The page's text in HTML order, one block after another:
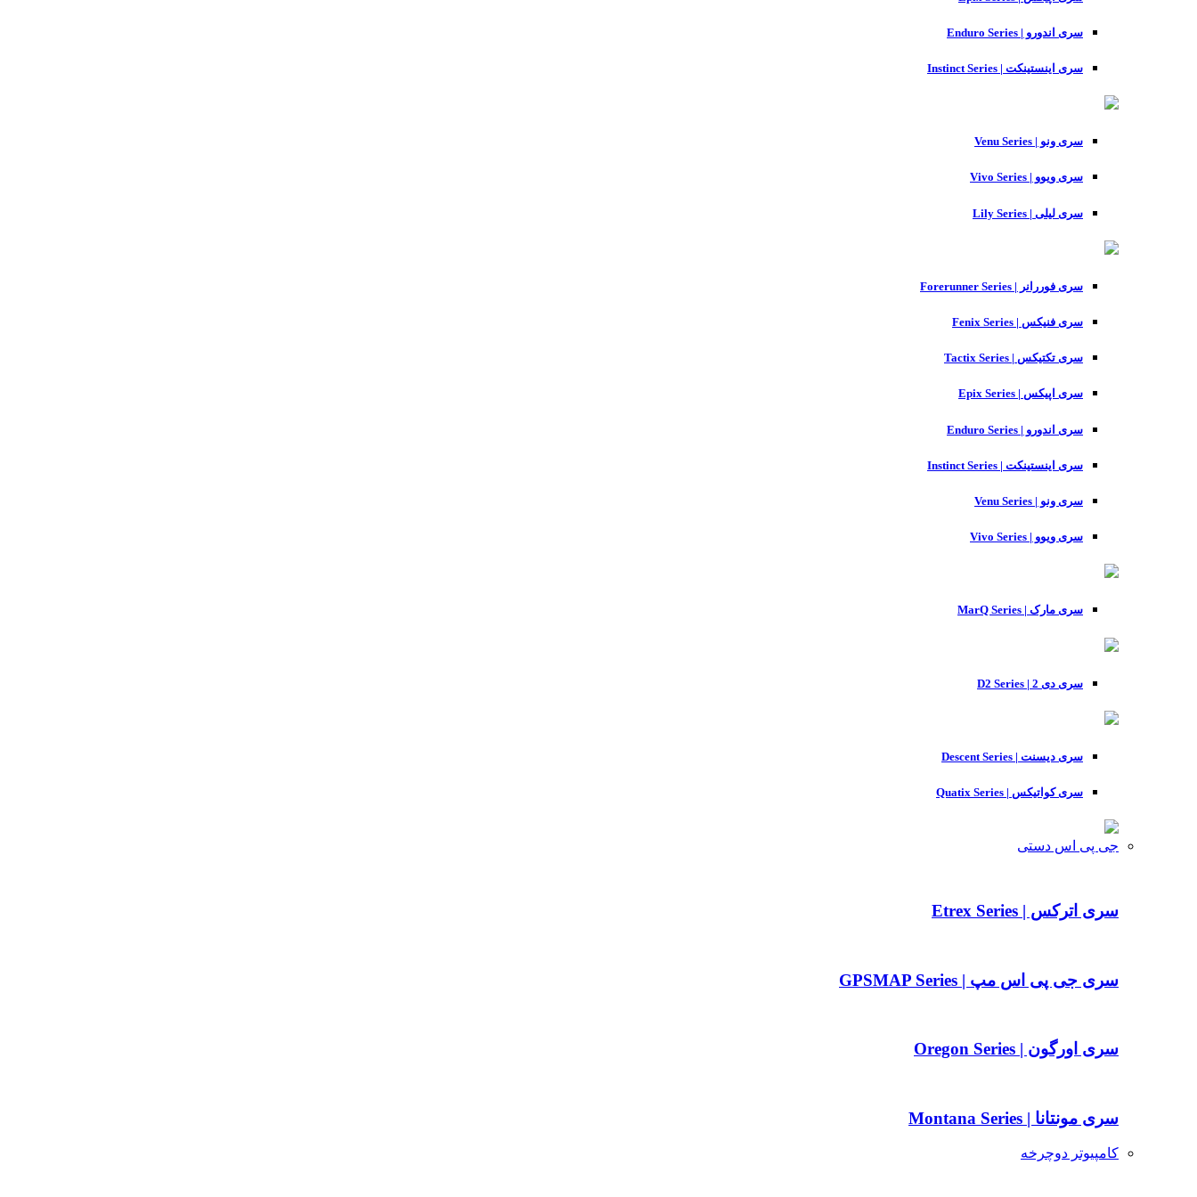
سری اندورو | Enduro Series
سری اینستینکت | Instinct Series
سری ونو | Venu Series
سری ویوو | Vivo Series
سری لیلی | Lily Series
سری فوررانر | Forerunner Series
سری فنیکس | Fenix Series
سری تکتیکس | Tactix Series
سری اپیکس | Epix Series
سری اندورو | Enduro Series
سری اینستینکت | Instinct Series
سری ونو | Venu Series
سری ویوو | Vivo Series
سری مارک | MarQ Series
سری دی 2 | D2 Series
سری دیسنت | Descent Series
سری کواتیکس | Quatix Series
جی پی اس دستی
سری اترکس | Etrex Series
سری جی پی اس مپ | GPSMAP Series
سری اورگون | Oregon Series
سری مونتانا | Montana Series
کامپیوتر دوچرخه